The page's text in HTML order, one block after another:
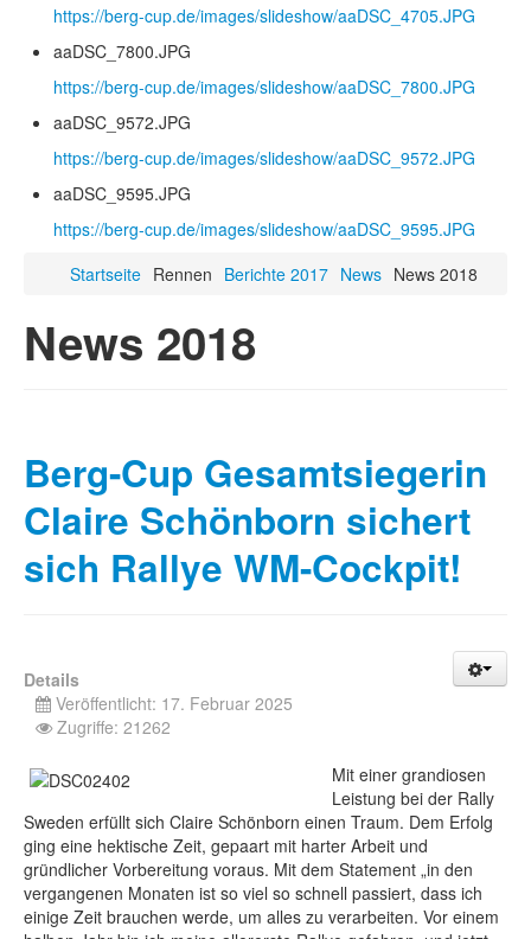
https://berg-cup.de/images/slideshow/aaDSC_4705.JPG
aaDSC_7800.JPG
https://berg-cup.de/images/slideshow/aaDSC_7800.JPG
aaDSC_9572.JPG
https://berg-cup.de/images/slideshow/aaDSC_9572.JPG
aaDSC_9595.JPG
https://berg-cup.de/images/slideshow/aaDSC_9595.JPG
Startseite Rennen Berichte 2017 News News 2018
News 2018
Berg-Cup Gesamtsiegerin
Claire Schönborn sichert
sich Rallye WM-Cockpit!
Details
Veröffentlicht: 17. Februar 2025
Zugriffe: 21262
Mit einer grandiosen
Leistung bei der Rally
Sweden erfüllt sich Claire Schönborn einen Traum. Dem Erfolg
ging eine hektische Zeit, gepaart mit harter Arbeit und
gründlicher Vorbereitung voraus. Mit dem Statement „in den
vergangenen Monaten ist so viel so schnell passiert, dass ich
einige Zeit brauchen werde, um alles zu verarbeiten. Vor einem